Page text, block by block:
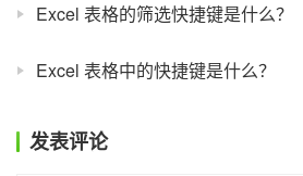
Excel 表格的筛选快捷键是什么？
Excel 表格中的快捷键是什么？
发表评论